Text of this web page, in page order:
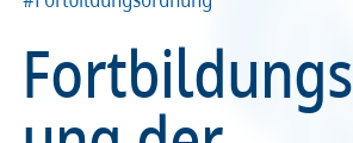
Kammer & Politik
Kammer & Politik